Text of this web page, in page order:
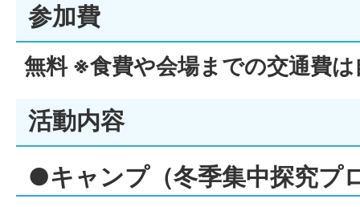
参加費
無料 ※食費や会場までの交通費は
活動内容
●キャンプ（冬季集中探究プ